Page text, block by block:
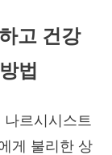
고 건강
법
나르시시스트
게 불리한 상